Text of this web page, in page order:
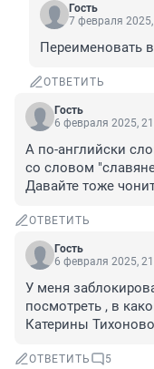
Гость
7 февраля
Переименовать
ОТВЕТИТЬ
Гость
6 февраля 2025,
А по-английски
со словом
Давайте тоже
ОТВЕТИТЬ
Гость
6 февраля 2025,
У меня
посмотреть , в
Катерины
ОТВЕТИТЬ 5